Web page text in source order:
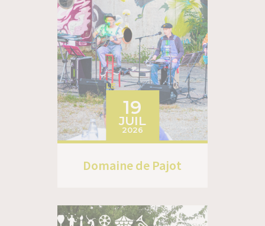
LE
19
JUIL
2026
Domaine de Pajot